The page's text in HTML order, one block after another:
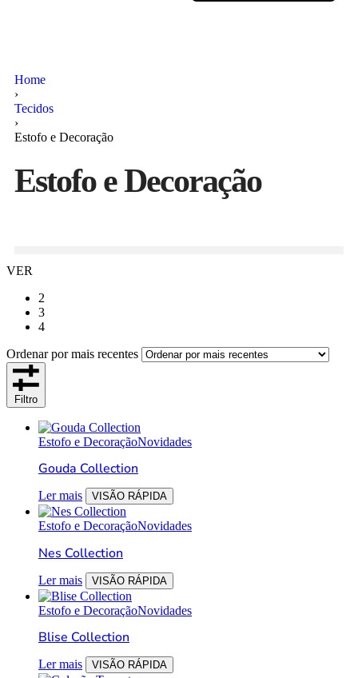
Home
›
Tecidos
›
Estofo e Decoração
Estofo e Decoração
VER
2
3
4
Ordenar por mais recentes
Filtro
Estofo e DecoraçãoNovidades
Gouda Collection
Ler mais VISÃO RÁPIDA
Estofo e DecoraçãoNovidades
Nes Collection
Ler mais VISÃO RÁPIDA
Estofo e DecoraçãoNovidades
Blise Collection
Ler mais VISÃO RÁPIDA